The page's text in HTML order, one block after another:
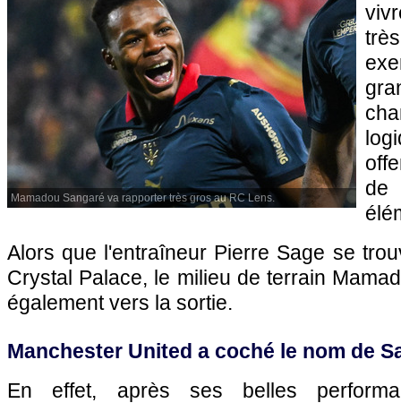
Mamadou Sangaré va rapporter très gros au RC Lens.
Alors que l'entraîneur Pierre Sage se
Crystal Palace, le milieu de terrain
également vers la sortie.
Manchester United a coché le nom de
En effet, après ses belles